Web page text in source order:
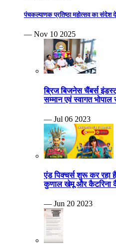
पंचकल्याणक प्रतिष्ठा महोत्सव का संदेश
— Nov 10 2025
ब्रिज बिजनेस चैंबर्स
सम्मान एवं स्वागत भोपाल
— Jul 06 2023
एंड पिक्चर्स शुरू कर रहा
कुणाल खेमू और कैटरिना
— Jun 20 2023